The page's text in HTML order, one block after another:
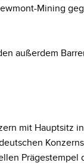
Mining
außerdem
mit Hauptsitz
Prägestempel